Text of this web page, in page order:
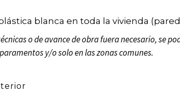
blanca en toda la vivienda
o de avance de obra fuera necesario, se
y/o solo en las zonas comunes.